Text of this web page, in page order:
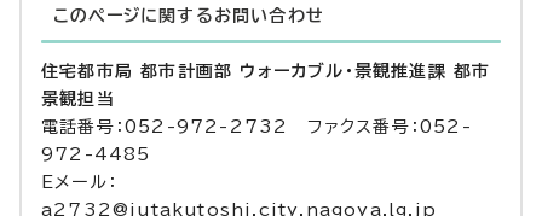
このページに関する お問い合わせ
住宅都市局 都市計画部 ウォーカブル・景観推進課 都市
景観担当
電話番号：052-972-2732 ファクス番号：052-
972-4485
Eメール：
a2732@jutakutoshi.city.nagoya.lg.jp